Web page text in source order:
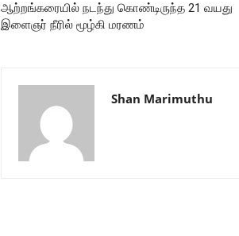
ஆற்றங்கரையில் நடந்து கொண்டிருந்த 21 வயது
இளைஞர் நீரில் மூழ்கி மரணம்
Shan Marimuthu